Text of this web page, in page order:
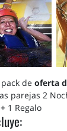
de oferta
parejas 2
1 Regalo